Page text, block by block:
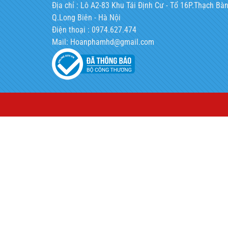
Địa chỉ : Lô A2-83 Khu Tái Định Cư - Tổ 16P.Thạch
Q.Long Biên - Hà Nội
Điện thoại : 0974.627.474
Mail: Hoanphamhd@gmail.com